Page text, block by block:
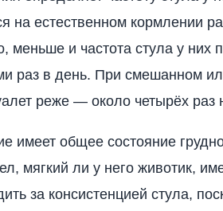
на естественном кормлении
меньше и частота стула у них
раз в день. При смешанном
реже — около четырёх раз
имеет общее состояние
мягкий ли у него животик,
за консистенцией стула,